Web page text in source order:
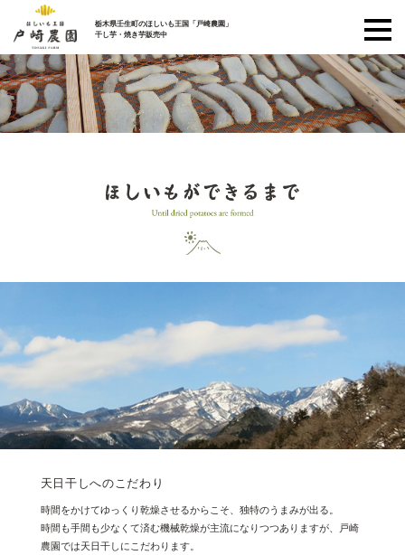
栃木県壬生町のほしいも王国「戸崎農園」
干し芋・焼き芋販売中
天日干しへのこだわり
時間をかけてゆっくり乾燥させるからこそ、独特のうまみが出る。
時間も手間も少なくて済む機械乾燥が主流になりつつありますが、戸崎
農園では天日干しにこだわります。